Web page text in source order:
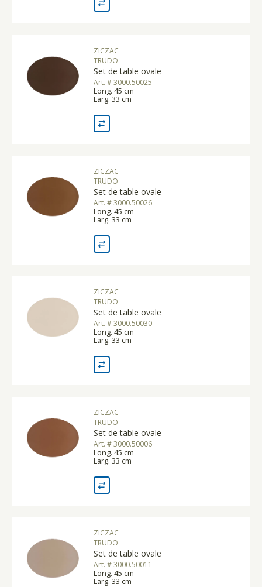
ZICZAC
TRUDO
Set de table ovale
Art. # 3000.50025
Long. 45 cm
Larg. 33 cm
ZICZAC
TRUDO
Set de table ovale
Art. # 3000.50026
Long. 45 cm
Larg. 33 cm
ZICZAC
TRUDO
Set de table ovale
Art. # 3000.50030
Long. 45 cm
Larg. 33 cm
ZICZAC
TRUDO
Set de table ovale
Art. # 3000.50006
Long. 45 cm
Larg. 33 cm
ZICZAC
TRUDO
Set de table ovale
Art. # 3000.50011
Long. 45 cm
Larg. 33 cm